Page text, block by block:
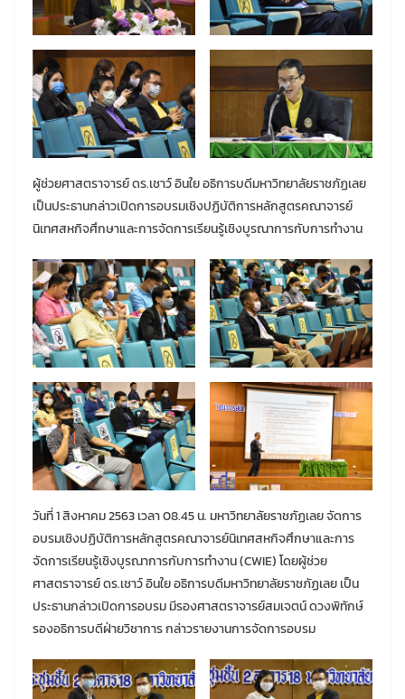
ผู้ช่วยศาสตราจารย์ ดร.เชาว์ อินใย อธิการบดีมหาวิทยาลัยราชภัฏเลย
เป็นประธานกล่าวเปิดการอบรมเชิงปฏิบัติการหลักสูตรคณาจารย์
นิเทศสหกิจศึกษาและการจัดการเรียนรู้เชิงบูรณาการกับการทำงาน
วันที่ 1 สิงหาคม 2563 เวลา 08.45 น. มหาวิทยาลัยราชภัฏเลย จัดการ
อบรมเชิงปฏิบัติการหลักสูตรคณาจารย์นิเทศสหกิจศึกษาและการ
จัดการเรียนรู้เชิงบูรณาการกับการทำงาน (CWIE) โดยผู้ช่วย
ศาสตราจารย์ ดร.เชาว์ อินใย อธิการบดีมหาวิทยาลัยราชภัฏเลย เป็น
ประธานกล่าวเปิดการอบรม มีรองศาสตราจารย์สมเจตน์ ดวงพิทักษ์
รองอธิการบดีฝ่ายวิชาการ กล่าวรายงานการจัดการอบรม